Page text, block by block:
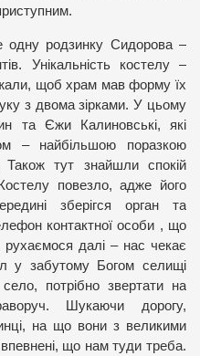
родзинку Сидорова –
Унікальність костелу –
щоб храм мав форму їх
з двома зірками. У цьому
та Єжи Калиновські, які
– найбільшою поразкою
Також тут знайшли спокій
повезло, адже його
зберігся орган та
контактної особи , що
далі – нас чекає
у забутому Богом селищі
потрібно звертати на
Шукаючи дорогу,
на що вони з великими
що нам туди треба.